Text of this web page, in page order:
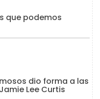
que podemos
dio forma a las
Lee Curtis